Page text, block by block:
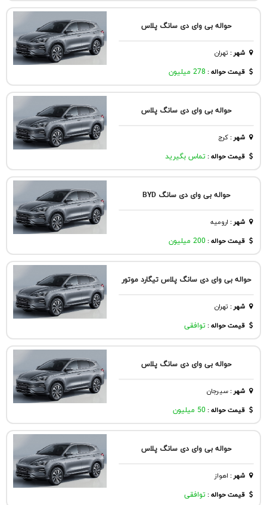
حواله بی وای دی سانگ پلاس
شهر: تهران
قیمت حواله : 278 میلیون
حواله بی وای دی سانگ پلاس
شهر:كرج
قیمت حواله : تماس بگیرید
حواله بی وای دی سانگ BYD
شهر: اروميه
قیمت حواله : 200 میلیون
حواله بی وای دی سانگ پلاس تیگارد موتور
شهر: تهران
قیمت حواله : توافقی
حواله بی وای دی سانگ پلاس
شهر:سيرجان
قیمت حواله : 50 میلیون
حواله بی وای دی سانگ پلاس
شهر: اهواز
قیمت حواله : توافقی